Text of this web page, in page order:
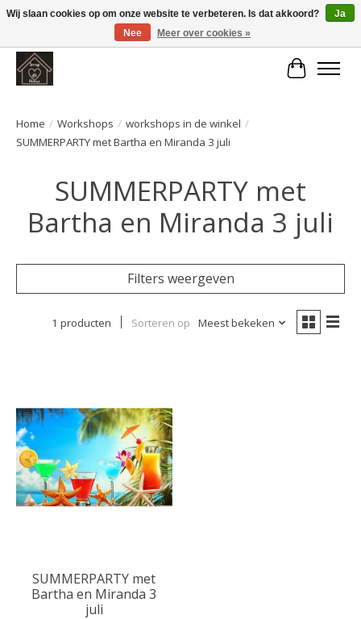
Large selection of products and fast shipping!
Home / Workshops / workshops in de winkel /
SUMMERPARTY met Bartha en Miranda 3 juli
SUMMERPARTY met
Bartha en Miranda 3 juli
Filters weergeven
1 producten Sorteren op Meest bekeken
SUMMERPARTY met
Bartha en Miranda 3
juli
Wij slaan cookies op om onze website te verbeteren. Is dat akkoord?
Ja
Nee
Meer over cookies »